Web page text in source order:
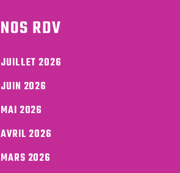
NOS RDV
JUILLET 2026
JUIN 2026
MAI 2026
AVRIL 2026
MARS 2026